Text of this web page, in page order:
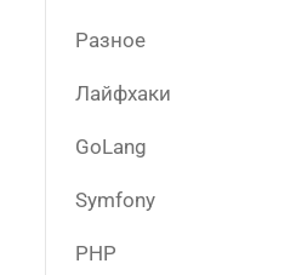
Разное
Лайфхаки
GoLang
Symfony
PHP